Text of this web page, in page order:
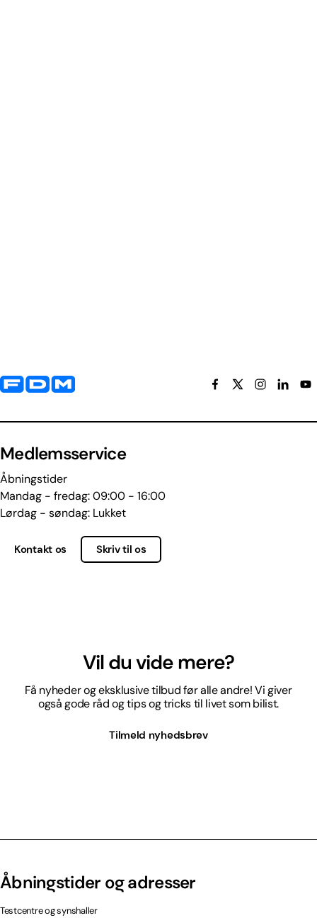
Yderligere information og kontaktoplysninger
Medlemsservice
Åbningstider
Mandag - fredag: 09:00 - 16:00
Lørdag - søndag: Lukket
Kontakt os Skriv til os
Vil du vide mere?
Få nyheder og eksklusive tilbud før alle andre! Vi giver
også gode råd og tips og tricks til livet som bilist.
Tilmeld nyhedsbrev
Åbningstider og adresser
Testcentre og synshaller